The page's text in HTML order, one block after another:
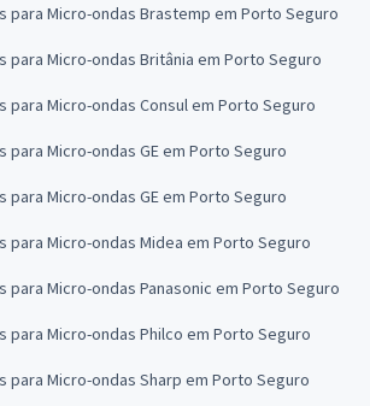
para Micro-ondas Brastemp em Porto Seguro
para Micro-ondas Britânia em Porto Seguro
para Micro-ondas Consul em Porto Seguro
para Micro-ondas GE em Porto Seguro
para Micro-ondas GE em Porto Seguro
para Micro-ondas Midea em Porto Seguro
para Micro-ondas Panasonic em Porto Seguro
para Micro-ondas Philco em Porto Seguro
para Micro-ondas Sharp em Porto Seguro